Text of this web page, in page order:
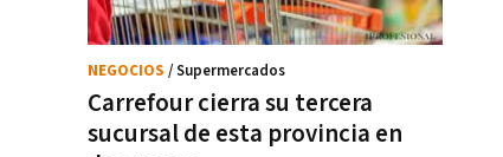
Carrefour cierra su tercera
sucursal de esta provincia en
NEGOCIOS / Supermercados